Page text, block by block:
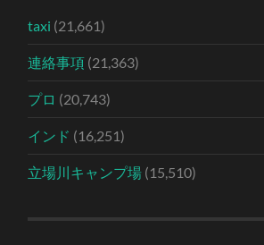
taxi (21,661)
連絡事項 (21,363)
プロ (20,743)
インド (16,251)
立場川キャンプ場 (15,510)